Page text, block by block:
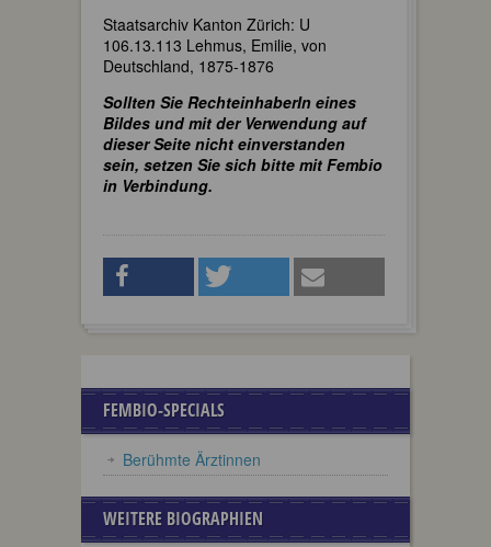
Staatsarchiv Kanton Zürich: U
106.13.113 Lehmus, Emilie, von
Deutschland, 1875-1876
Sollten Sie RechteinhaberIn eines
Bildes und mit der Verwendung auf
dieser Seite nicht einverstanden
sein, setzen Sie sich bitte mit Fembio
in Verbindung.
FEMBIO-SPECIALS
Berühmte Ärztinnen
WEITERE BIOGRAPHIEN